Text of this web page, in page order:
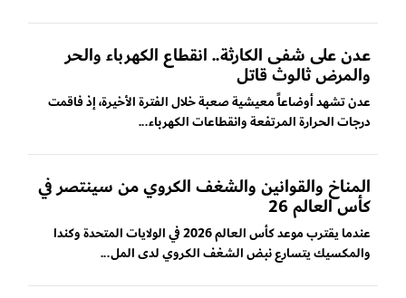
عدن على شفى الكارثة.. انقطاع الكهرباء والحر
والمرض ثالوث قاتل
عدن تشهد أوضاعاً معيشية صعبة خلال الفترة الأخيرة، إذ فاقمت
درجات الحرارة المرتفعة وانقطاعات الكهرباء...
المناخ والقوانين والشغف الكروي من سينتصر في
كأس العالم 26
عندما يقترب موعد كأس العالم 2026 في الولايات المتحدة وكندا
والمكسيك يتسارع نبض الشغف الكروي لدى المل...